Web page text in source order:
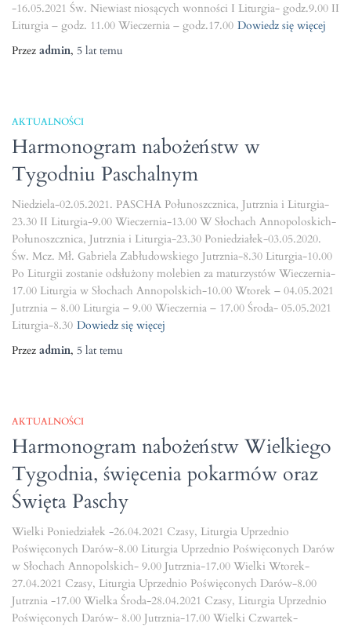
-16.05.2021 Św. Niewiast niosących wonności I Liturgia- godz.9.00 II
Liturgia – godz. 11.00 Wieczernia – godz.17.00 Dowiedz się więcej
Przez admin, 5 lattemu
AKTUALNOŚCI
Harmonogram nabożeństw w
Tygodniu Paschalnym
Niedziela-02.05.2021. PASCHA Połunoszcznica, Jutrznia i Liturgia-
23.30 II Liturgia-9.00 Wieczernia-13.00 W Słochach Annopoloskich-
Połunoszcznica, Jutrznia i Liturgia-23.30 Poniedziałek-03.05.2020.
Św. Mcz. Mł. Gabriela Zabłudowskiego Jutrznia-8.30 Liturgia-10.00
Po Liturgii zostanie odsłużony molebien za maturzystów Wieczernia-
17.00 Liturgia w Słochach Annopolskich-10.00 Wtorek – 04.05.2021
Jutrznia – 8.00 Liturgia – 9.00 Wieczernia – 17.00 Środa- 05.05.2021
Liturgia-8.30 Dowiedz się więcej
Przez admin, 5 lattemu
AKTUALNOŚCI
Harmonogram nabożeństw Wielkiego
Tygodnia, święcenia pokarmów oraz
Święta Paschy
Wielki Poniedziałek -26.04.2021 Czasy, Liturgia Uprzednio
Poświęconych Darów-8.00 Liturgia Uprzednio Poświęconych Darów
w Słochach Annopolskich- 9.00 Jutrznia-17.00 Wielki Wtorek-
27.04.2021 Czasy, Liturgia Uprzednio Poświęconych Darów-8.00
Jutrznia -17.00 Wielka Środa-28.04.2021 Czasy, Liturgia Uprzednio
Poświęconych Darów- 8.00 Jutrznia-17.00 Wielki Czwartek-